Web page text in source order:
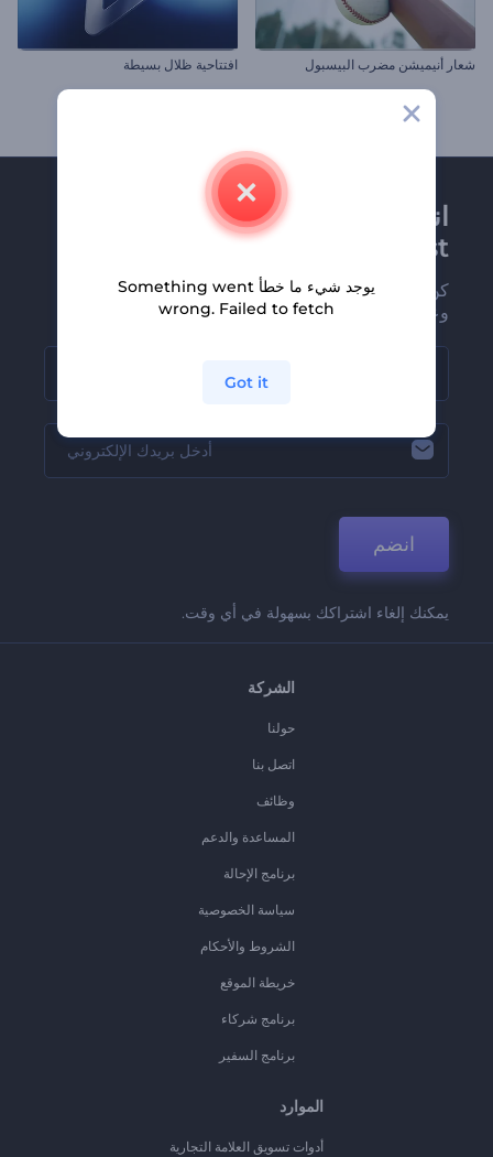
شعار أنيميشن مضرب البيسبول افتتاحية ظلال بسيطة
انضم إلى نشرة
Renderforest الإخبارية
كن من بين أوائل من يستلمون أحدث أخبارنا
وعروضنا
انضم
يمكنك إلغاء اشتراكك بسهولة في أي وقت.
الشركة
حولنا
اتصل بنا
وظائف
المساعدة والدعم
برنامج الإحالة
سياسة الخصوصية
الشروط والأحكام
خريطة الموقع
برنامج شركاء
برنامج السفير
الموارد
أدوات تسويق العلامة التجارية
يوجد شيء ما خطأ Something went
wrong. Failed to fetch
Got it